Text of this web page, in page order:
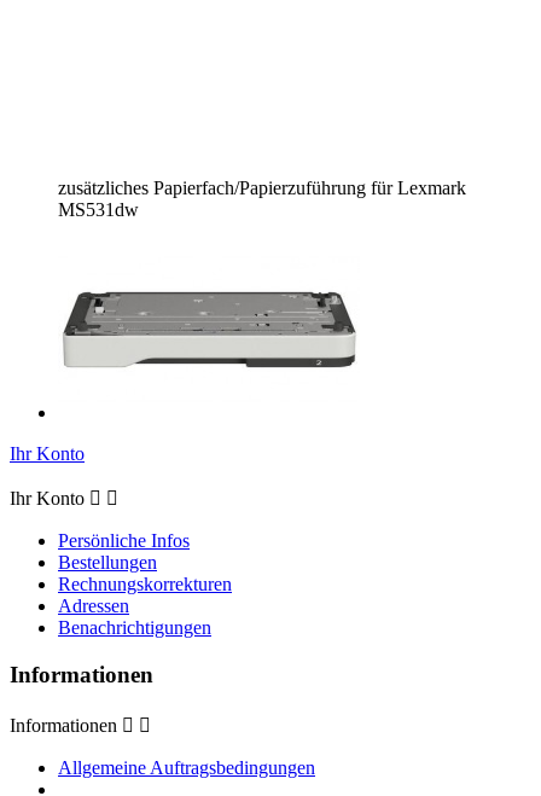
zusätzliches Papierfach/Papierzuführung für Lexmark
MS531dw
Ihr Konto
Ihr Konto  
Persönliche Infos
Bestellungen
Rechnungskorrekturen
Adressen
Benachrichtigungen
Informationen
Informationen  
Allgemeine Auftragsbedingungen